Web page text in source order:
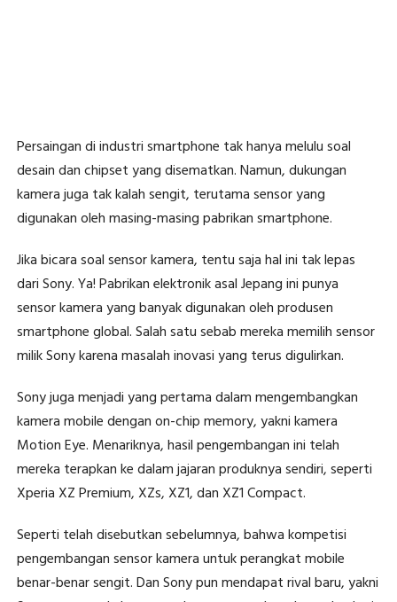
Persaingan di industri smartphone tak hanya melulu soal
desain dan chipset yang disematkan. Namun, dukungan
kamera juga tak kalah sengit, terutama sensor yang
digunakan oleh masing-masing pabrikan smartphone.
Jika bicara soal sensor kamera, tentu saja hal ini tak lepas
dari Sony. Ya! Pabrikan elektronik asal Jepang ini punya
sensor kamera yang banyak digunakan oleh produsen
smartphone global. Salah satu sebab mereka memilih sensor
milik Sony karena masalah inovasi yang terus digulirkan.
Sony juga menjadi yang pertama dalam mengembangkan
kamera mobile dengan on-chip memory, yakni kamera
Motion Eye. Menariknya, hasil pengembangan ini telah
mereka terapkan ke dalam jajaran produknya sendiri, seperti
Xperia XZ Premium, XZs, XZ1, dan XZ1 Compact.
Seperti telah disebutkan sebelumnya, bahwa kompetisi
pengembangan sensor kamera untuk perangkat mobile
benar-benar sengit. Dan Sony pun mendapat rival baru, yakni